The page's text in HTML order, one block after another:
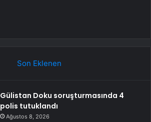
Son Eklenen
Gülistan Doku soruşturmasında 4
polis tutuklandı
Ağustos 8, 2026